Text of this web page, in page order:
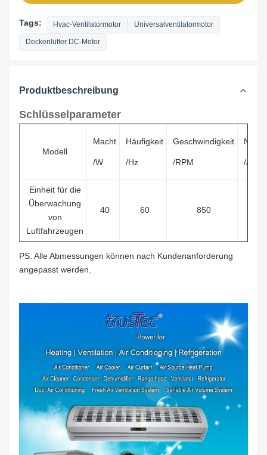
Tags: Hvac-Ventilatormotor Universalventilatormotor
Deckenlüfter DC-Motor
Produktbeschreibung
Schlüsselparameter
Modell
Macht
/W
Häufigkeit
/Hz
Geschwindigkeit
/RPM /A
Einheit für die
Überwachung
von
Luftfahrzeugen
40 60 850
PS: Alle Abmessungen können nach Kundenanforderung
angepasst werden.